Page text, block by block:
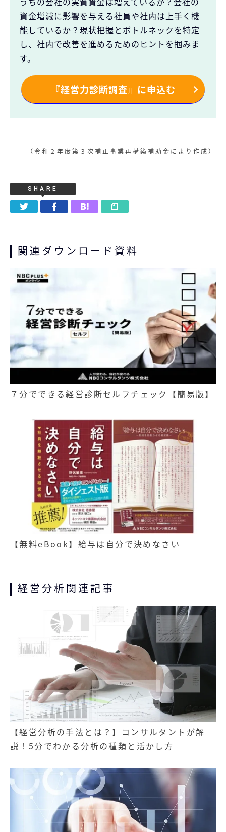
資金増減に影響を与える社員や社内は上手く機
能しているか？現状把握とボトルネックを特定
し、社内で改善を進めるためのヒントを掴みま
す。
『経営力診断調査』に申込む
（令和２年度第３次補正事業再構築補助金により作成）
SHARE
関連ダウンロード資料
７分でできる経営診断セルフチェック【簡易版】
【無料eBook】給与は自分で決めなさい
経営分析関連記事
【経営分析の手法とは？】コンサルタントが解
説！5分でわかる分析の種類と活かし方